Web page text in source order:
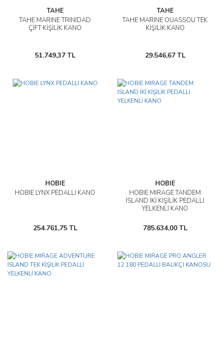
TAHE
TAHE MARINE TRINIDAD
ÇİFT KİŞİLİK KANO
51.749,37 TL
TAHE
TAHE MARINE OUASSOU TEK
KİŞİLİK KANO
29.546,67 TL
HOBIE
HOBIE LYNX PEDALLI KANO
254.761,75 TL
HOBIE
HOBIE MIRAGE TANDEM
ISLAND İKİ KİŞİLİK PEDALLI
YELKENLİ KANO
785.634,00 TL